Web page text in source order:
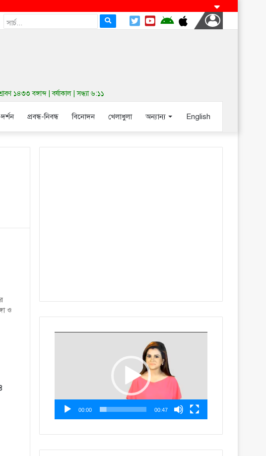
বঙ্গাব্দ | বর্ষাকাল | সন্ধ্যা ৬:১১
দর্শন প্রবন্ধ-নিবন্ধ বিনোদন খেলাধুলা অন্যান্য English
ও
00:00 00:47